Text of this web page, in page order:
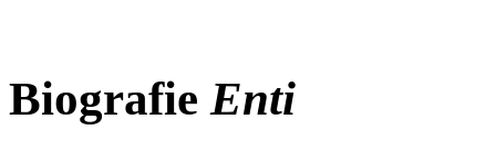
Biografie Enti